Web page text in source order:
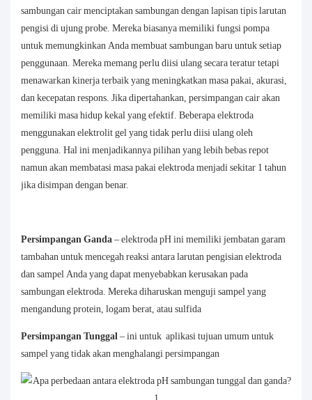
sambungan cair menciptakan sambungan dengan lapisan tipis larutan
pengisi di ujung probe. Mereka biasanya memiliki fungsi pompa
untuk memungkinkan Anda membuat sambungan baru untuk setiap
penggunaan. Mereka memang perlu diisi ulang secara teratur tetapi
menawarkan kinerja terbaik yang meningkatkan masa pakai, akurasi,
dan kecepatan respons. Jika dipertahankan, persimpangan cair akan
memiliki masa hidup kekal yang efektif. Beberapa elektroda
menggunakan elektrolit gel yang tidak perlu diisi ulang oleh
pengguna. Hal ini menjadikannya pilihan yang lebih bebas repot
namun akan membatasi masa pakai elektroda menjadi sekitar 1 tahun
jika disimpan dengan benar.
Persimpangan Ganda– elektroda pH ini memiliki jembatan garam
tambahan untuk mencegah reaksi antara larutan pengisian elektroda
dan sampel Anda yang dapat menyebabkan kerusakan pada
sambungan elektroda. Mereka diharuskan menguji sampel yang
mengandung protein, logam berat, atau sulfida
Persimpangan Tunggal– ini untuk aplikasi tujuan umum untuk
sampel yang tidak akan menghalangi persimpangan